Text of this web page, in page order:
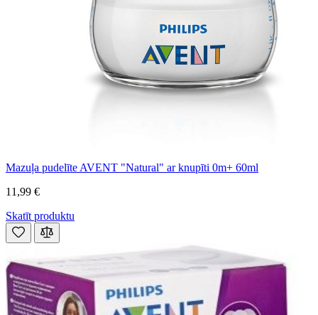
Mazuļa pudelīte AVENT "Natural" ar knupīti 0m+ 60ml
11,99 €
Skatīt produktu